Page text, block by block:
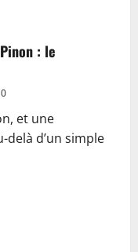
: le
0
et une
d’un simple